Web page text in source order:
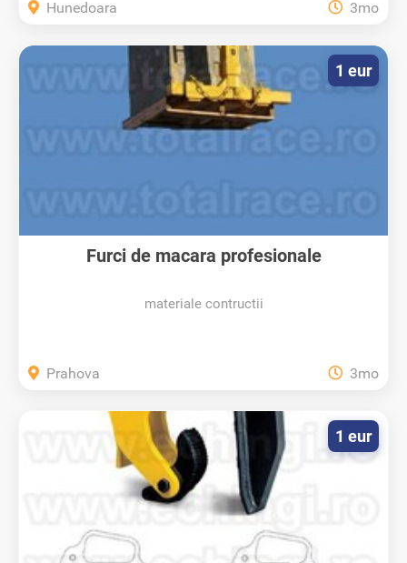
Hunedoara 3mo
Furci de macara profesionale
materiale contructii
1 eur
Prahova 3mo
1 eur